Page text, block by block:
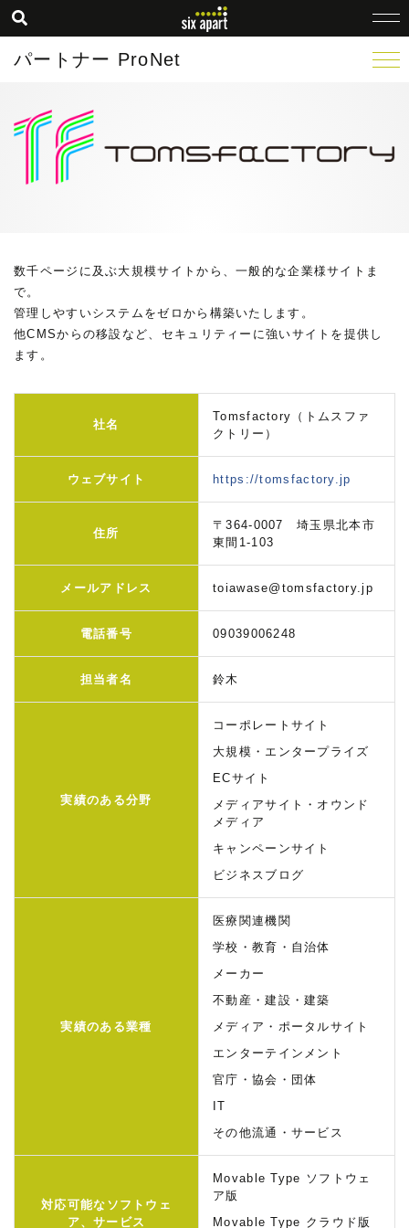
パートナー ProNet
数千ページに及ぶ大規模サイトから、一般的な企業様サイトま
で。
管理しやすいシステムをゼロから構築いたします。
他CMSからの移設など、セキュリティーに強いサイトを提供し
ます。
社名
Tomsfactory（トムスファ
クトリー）
ウェブサイト https://tomsfactory.jp
住所
〒364-0007 埼玉県北本市
東間1-103
メールアドレス toiawase@tomsfactory.jp
電話番号 09039006248
担当者名 鈴木
実績のある分野
コーポレートサイト
大規模・エンタープライズ
ECサイト
メディアサイト・オウンド
メディア
キャンペーンサイト
ビジネスブログ
実績のある業種
医療関連機関
学校・教育・自治体
メーカー
不動産・建設・建築
メディア・ポータルサイト
エンターテインメント
官庁・協会・団体
IT
その他流通・サービス
対応可能な ソフトウェ
ア、サービス
Movable Type ソフトウェ
ア版
Movable Type クラウド版